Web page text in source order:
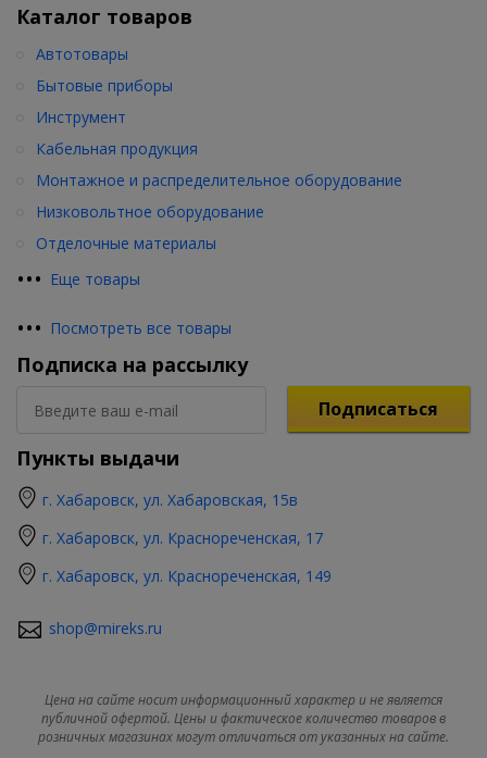
Каталог товаров
••• Еще товары
Автотовары
Бытовые приборы
Инструмент
Кабельная продукция
Монтажное и распределительное оборудование
Низковольтное оборудование
Отделочные материалы
••• Посмотреть все товары
Подписка на рассылку
Подписаться
Пункты выдачи
г. Хабаровск, ул. Хабаровская, 15в
г. Хабаровск, ул. Краснореченская, 17
г. Хабаровск, ул. Краснореченская, 149
shop@mireks.ru
Цена на сайте носит информационный характер и не является
публичной офертой. Цены и фактическое количество товаров в
розничных магазинах могут отличаться от указанных на сайте.